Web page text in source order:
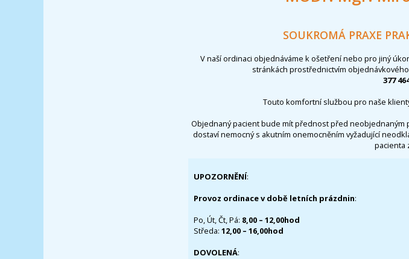
SOUKROMÁ PRAXE
V naší ordinaci objednáváme k ošetření nebo pro jiný
stránkách prostřednictvím
377
Touto komfortní službou pro naše
Objednaný pacient bude mít přednost před neobjednaným
dostaví nemocný s akutním onemocněním vyžadující
pacienta
UPOZORNĚNÍ:
Provoz ordinace v době letních prázdnin:
Po, Út, Čt, Pá: 8,00 – 12,00hod
Středa: 12,00 – 16,00hod
DOVOLENÁ: